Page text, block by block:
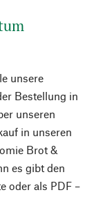
unsere
Bestellung in
unseren
in unseren
Brot &
es gibt den
oder als PDF –